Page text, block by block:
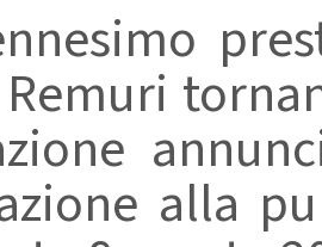
alla